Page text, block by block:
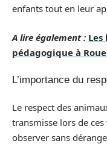
enfants tout en leur
A lire également :
pédagogique à
L’importance du
Le respect des
transmisse lors de
observer sans